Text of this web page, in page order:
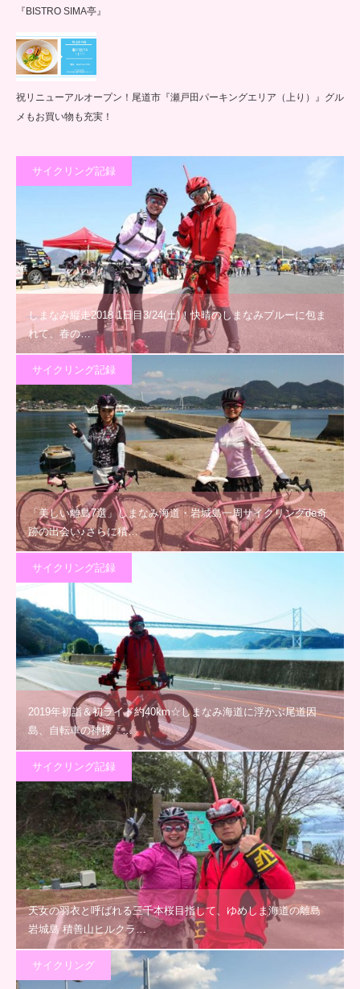
『BISTRO SIMA亭』
祝リニューアルオープン！尾道市『瀬戸田パーキングエリア（上り）』グル
メもお買い物も充実！
サイクリング記録
しまなみ縦走2018 1日目3/24(土)！快晴のしまなみブルーに包ま
れて、春の…
サイクリング記録
「美しい離島7選」しまなみ海道・岩城島一周サイクリングde奇
跡の出会い♪さらに積…
サイクリング記録
2019年初詣＆初ライド約40km☆しまなみ海道に浮かぶ尾道因
島、自転車の神様「…
サイクリング記録
天女の羽衣と呼ばれる三千本桜目指して、ゆめしま海道の離島
岩城島 積善山ヒルクラ…
サイクリング